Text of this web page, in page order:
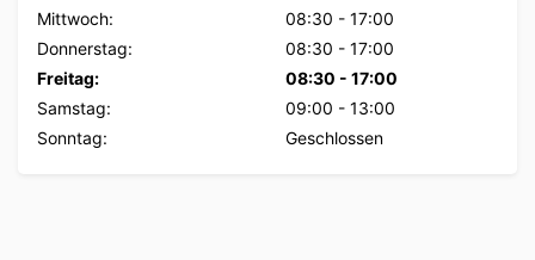
Mittwoch:
08:30 - 17:00
Donnerstag:
08:30 - 17:00
Freitag:
08:30 - 17:00
Samstag:
09:00 - 13:00
Sonntag:
Geschlossen